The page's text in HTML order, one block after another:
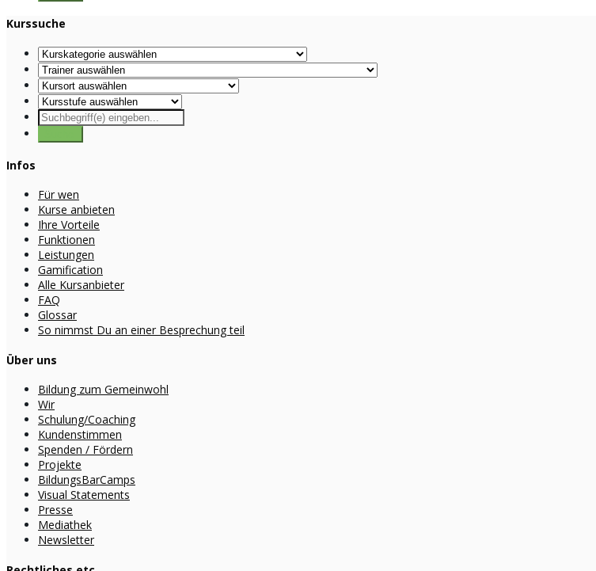
Kurssuche
Infos
Für wen
Kurse anbieten
Ihre Vorteile
Funktionen
Leistungen
Gamification
Alle Kursanbieter
FAQ
Glossar
So nimmst Du an einer Besprechung teil
Über uns
Bildung zum Gemeinwohl
Wir
Schulung/Coaching
Kundenstimmen
Spenden / Fördern
Projekte
BildungsBarCamps
Visual Statements
Presse
Mediathek
Newsletter